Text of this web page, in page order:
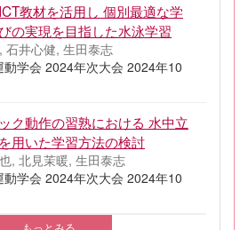
教材を活用し 個別最適な学
の実現を目指した水泳学習
石井心健, 生田泰志
動学会 2024年次大会 2024年10
ク動作の習熟における 水中立
用いた学習方法の検討
, 北見茉暖, 生田泰志
動学会 2024年次大会 2024年10
もっとみる